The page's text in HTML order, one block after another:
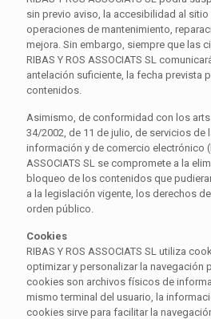
sin previo aviso, la accesibilidad al
operaciones de mantenimiento,
mejora. Sin embargo, siempre que las
RIBAS Y ROS ASSOCIATS SL
antelación suficiente, la fecha prevista
contenidos.
Asimismo, de conformidad con los
34/2002, de 11 de julio, de servicios de
información y de comercio electrónico
ASSOCIATS SL se compromete a la
bloqueo de los contenidos que
a la legislación vigente, los derechos
orden público.
Cookies
RIBAS Y ROS ASSOCIATS SL utiliza
optimizar y personalizar la navegación
cookies son archivos físicos de
mismo terminal del usuario, la
cookies sirve para facilitar la